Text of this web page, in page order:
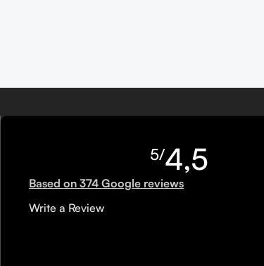
4,5
/5
Based on 374 Google reviews
Write a Review